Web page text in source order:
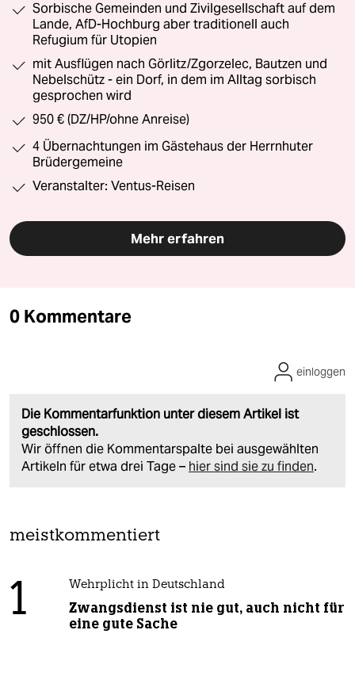
Sorbische Gemeinden und Zivilgesellschaft auf dem
Lande, AfD-Hochburg aber traditionell auch
Refugium für Utopien
mit Ausflügen nach Görlitz/Zgorzelec, Bautzen und
Nebelschütz - ein Dorf, in dem im Alltag sorbisch
gesprochen wird
950 € (DZ/HP/ohne Anreise)
4 Übernachtungen im Gästehaus der Herrnhuter
Brüdergemeine
Veranstalter: Ventus-Reisen
Mehr erfahren
0 Kommentare
Die Kommentarfunktion unter diesem Artikel ist
geschlossen.
Wir öffnen die Kommentarspalte bei ausgewählten
Artikeln für etwa drei Tage – hier sind sie zu finden.
einloggen
meistkommentiert
1 Wehrplicht in Deutschland
Zwangsdienst ist nie gut, auch nicht für
eine gute Sache